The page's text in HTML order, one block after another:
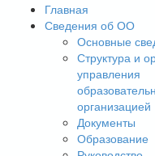
Главная
Сведения об ОО
Основные
Структура и
управления
организацией
Документы
Образование